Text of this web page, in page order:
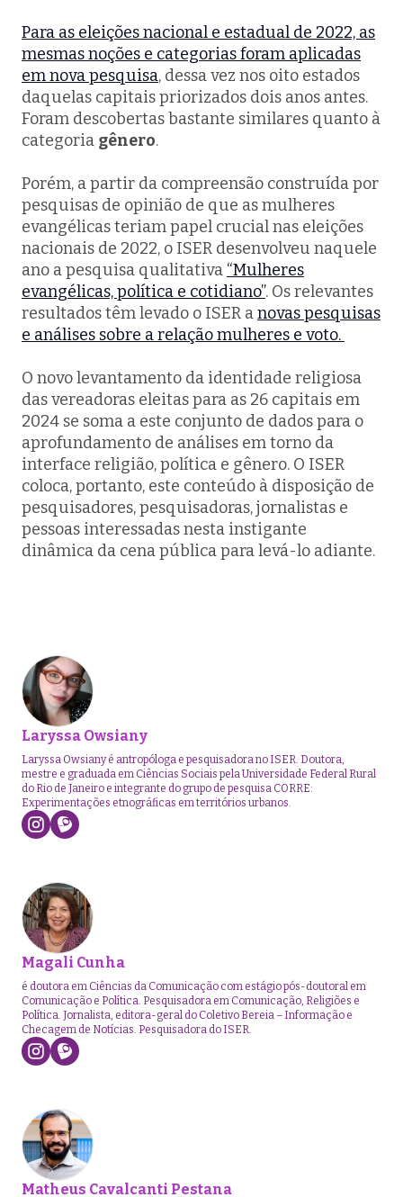
Para as eleições nacional e estadual de 2022, as
mesmas noções e categorias foram aplicadas
em nova pesquisa, dessa vez nos oito estados
daquelas capitais priorizados dois anos antes.
Foram descobertas bastante similares quanto à
categoria gênero.
Porém, a partir da compreensão construída por
pesquisas de opinião de que as mulheres
evangélicas teriam papel crucial nas eleições
nacionais de 2022, o ISER desenvolveu naquele
ano a pesquisa qualitativa “Mulheres
evangélicas, política e cotidiano”. Os relevantes
resultados têm levado o ISER anovas pesquisas
e análises sobre a relação mulheres e voto.
O novo levantamento da identidade religiosa
das vereadoras eleitas para as 26 capitais em
2024 se soma a este conjunto de dados para o
aprofundamento de análises em torno da
interface religião, política e gênero. O ISER
coloca, portanto, este conteúdo à disposição de
pesquisadores, pesquisadoras, jornalistas e
pessoas interessadas nesta instigante
dinâmica da cena pública para levá-lo adiante.
Laryssa Owsiany
Laryssa Owsiany é antropóloga e pesquisadora no ISER. Doutora,
mestre e graduada em Ciências Sociais pela Universidade Federal Rural
do Rio de Janeiro e integrante do grupo de pesquisa CORRE:
Experimentações etnográficas em territórios urbanos.
Magali Cunha
é doutora em Ciências da Comunicação com estágio pós-doutoral em
Comunicação e Política. Pesquisadora em Comunicação, Religiões e
Política. Jornalista, editora-geral do Coletivo Bereia – Informação e
Checagem de Notícias. Pesquisadora do ISER.
Matheus Cavalcanti Pestana